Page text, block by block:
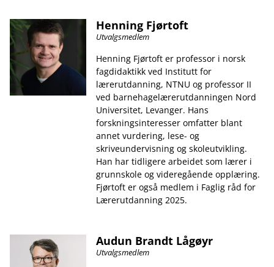
Henning Fjørtoft
Utvalgsmedlem
Henning Fjørtoft er professor i norsk
fagdidaktikk ved Institutt for
lærerutdanning, NTNU og professor II
ved barnehagelærerutdanningen Nord
Universitet, Levanger. Hans
forskningsinteresser omfatter blant
annet vurdering, lese- og
skriveundervisning og skoleutvikling.
Han har tidligere arbeidet som lærer i
grunnskole og videregående opplæring.
Fjørtoft er også medlem i Faglig råd for
Lærerutdanning 2025.
Audun Brandt Lågøyr
Utvalgsmedlem